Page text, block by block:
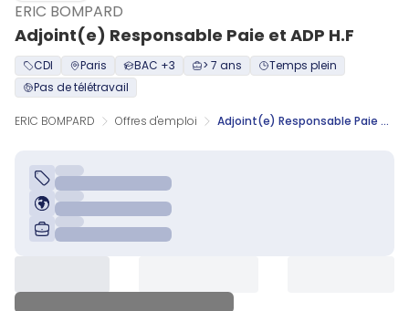
Adjoint(e) Responsable Paie et ADP H.F
ERIC BOMPARD
CDI Paris BAC +3 > 7 ans
Temps plein
Pas de télétravail
ERIC BOMPARD Offres d'emploi Adjoint(e) Responsable Paie et ADP H.F